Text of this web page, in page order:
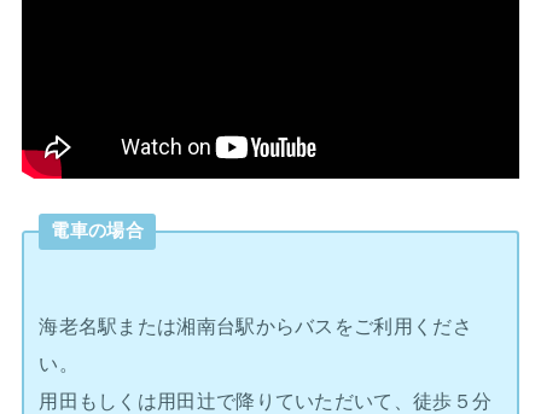
電車の場合
海老名駅または湘南台駅からバスをご利用くださ
い。
用田もしくは用田辻で降りていただいて、徒歩５分